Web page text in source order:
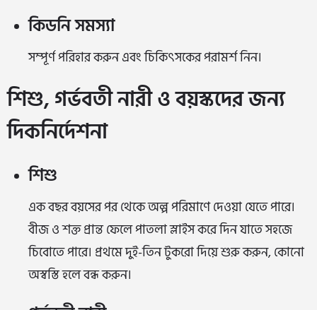
কিডনি সমস্যা
সম্পূর্ণ পরিহার করুন এবং চিকিৎসকের পরামর্শ নিন।
শিশু, গর্ভবতী নারী ও বয়স্কদের জন্য
দিকনির্দেশনা
শিশু
এক বছর বয়সের পর থেকে অল্প পরিমাণে দেওয়া যেতে পারে।
বীজ ও শক্ত প্রান্ত ফেলে পাতলা স্লাইস করে দিন যাতে সহজে
চিবোতে পারে। প্রথমে দুই-তিন টুকরো দিয়ে শুরু করুন, কোনো
অস্বস্তি হলে বন্ধ করুন।